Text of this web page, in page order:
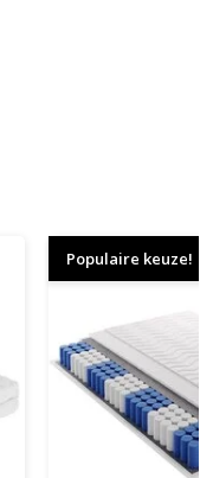
Populaire keuze!